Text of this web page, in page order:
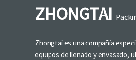
ZHONGTAI
Zhongtai es una compañía
equipos de llenado y envasado,